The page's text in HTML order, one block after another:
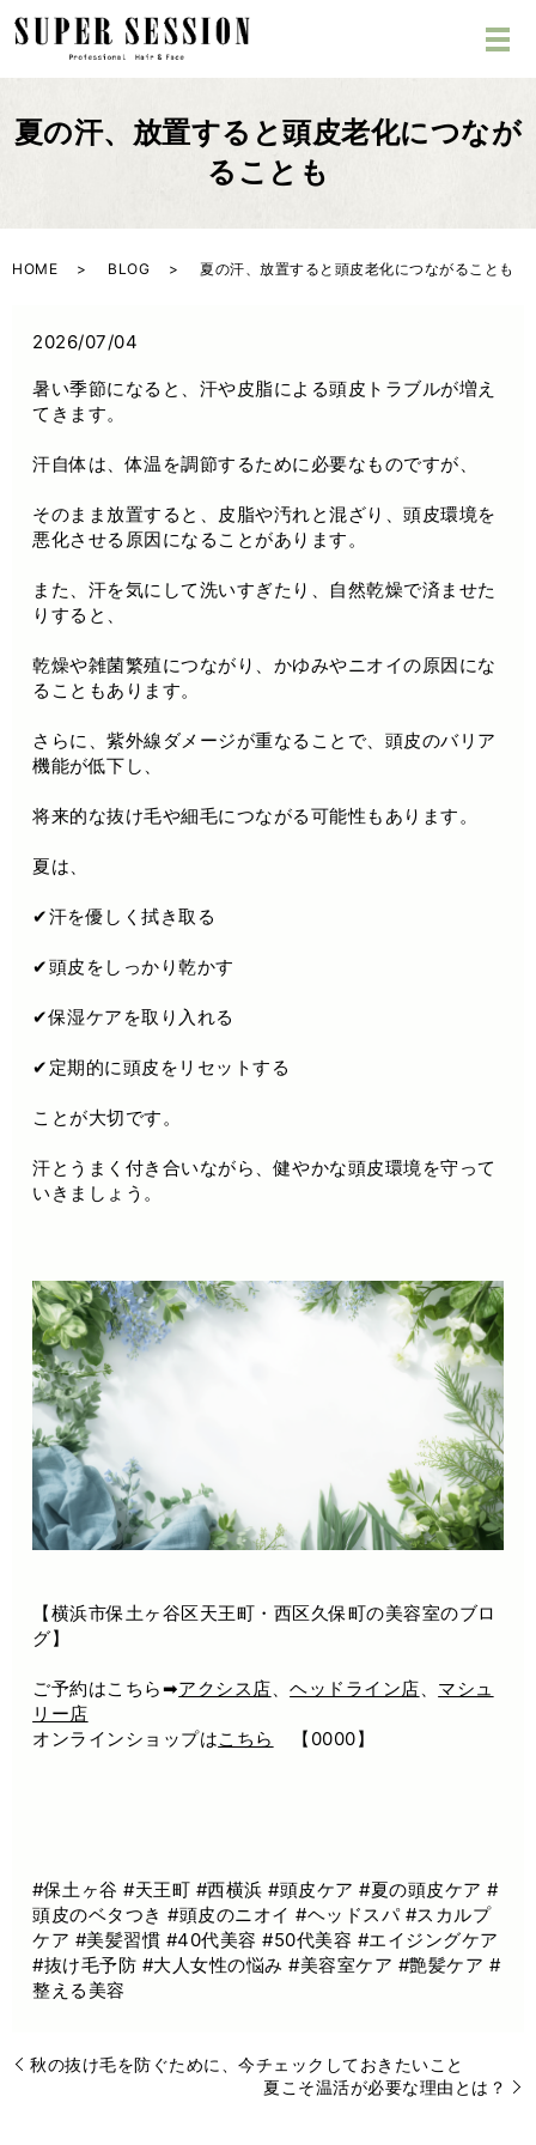
夏の汗、放置すると頭皮老化につなが
ることも
HOME BLOG 夏の汗、放置すると頭皮老化につながることも
2026/07/04
暑い季節になると、汗や皮脂による頭皮トラブルが増え
てきます。
汗自体は、体温を調節するために必要なものですが、
そのまま放置すると、皮脂や汚れと混ざり、頭皮環境を
悪化させる原因になることがあります。
また、汗を気にして洗いすぎたり、自然乾燥で済ませた
りすると、
乾燥や雑菌繁殖につながり、かゆみやニオイの原因にな
ることもあります。
さらに、紫外線ダメージが重なることで、頭皮のバリア
機能が低下し、
将来的な抜け毛や細毛につながる可能性もあります。
夏は、
✔汗を優しく拭き取る
✔頭皮をしっかり乾かす
✔保湿ケアを取り入れる
✔定期的に頭皮をリセットする
ことが大切です。
汗とうまく付き合いながら、健やかな頭皮環境を守って
いきましょう。
【横浜市保土ヶ谷区天王町・西区久保町の美容室のブロ
グ】
ご予約はこちら➡アクシス店 、ヘッドライン店
マシュ
リー店
オンラインショップはこちら 【0000】
#保土ヶ谷 #天王町 #西横浜 #頭皮ケア #夏の頭皮ケア #
頭皮のベタつき #頭皮のニオイ #ヘッドスパ #スカルプ
ケア #美髪習慣 #40代美容 #50代美容 #エイジングケア
#抜け毛予防 #大人女性の悩み #美容室ケア #艶髪ケア #
整える美容
秋の抜け毛を防ぐために、今チェックしておきたいこと
夏こそ温活が必要な理由とは？